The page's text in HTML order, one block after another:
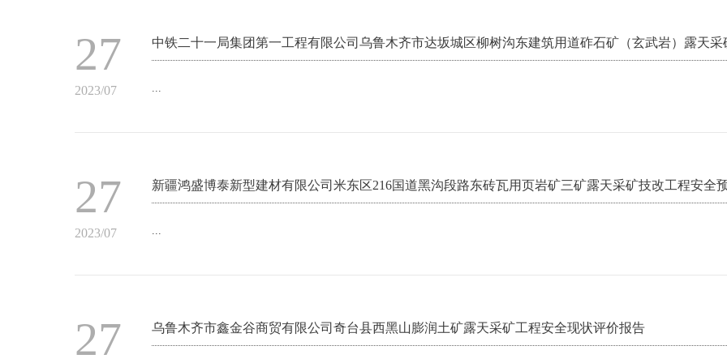
27
2023/07
中铁二十一局集团第一工程有限公司乌鲁木齐市达坂城区柳树沟东建筑用道砟石矿（玄武岩）露天采
27
2023/07
新疆鸿盛博泰新型建材有限公司米东区216国道黑沟段路东砖瓦用页岩矿三矿露天采矿技改工程安全
27 乌鲁木齐市鑫金谷商贸有限公司奇台县西黑山膨润土矿露天采矿工程安全现状评价报告